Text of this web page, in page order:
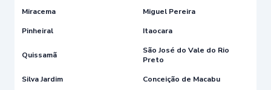
Miracema
Miguel Pereira
Pinheiral
Itaocara
Quissamã
São José do Vale do Rio
Preto
Silva Jardim
Conceição de Macabu